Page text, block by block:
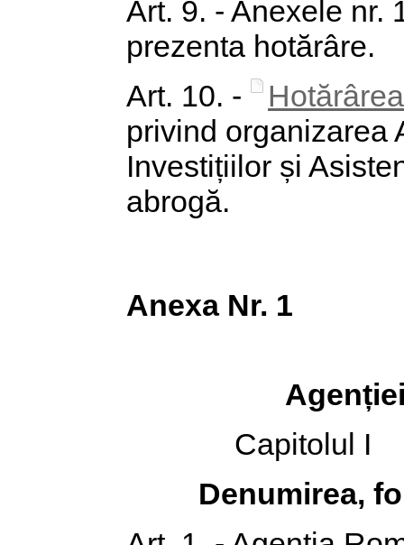
Art. 9. - Anexele nr.
prezenta hotărâre.
Art. 10. -
privind organizarea
Investițiilor și
abrogă.
Anexa Nr. 1
Capitolul I
Denumirea,